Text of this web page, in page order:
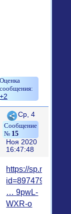
+2
Поделиться
15
Ср, 4
Ноя 2020
16:47:48
https://
id=8974795771
… 9pwL-
WXR-o